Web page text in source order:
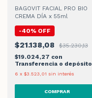
BAGOVIT FACIAL PRO BIO
CREMA DÍA x 55ml
-40% OFF
$21.138,08
$35.230,13
$19.024,27 con
Transferencia o depósito
6 x $3.523,01 sin interés